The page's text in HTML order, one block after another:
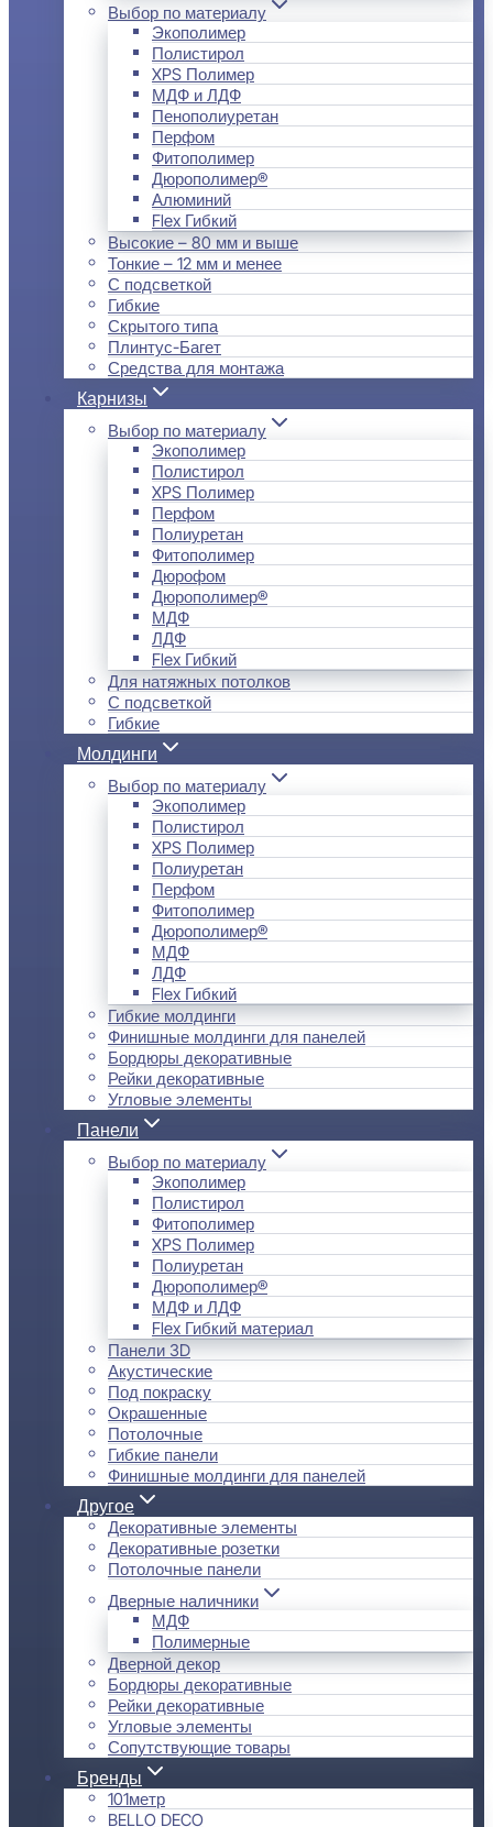
Выбор по материалу
Экополимер
Полистирол
XPS Полимер
МДФ и ЛДФ
Пенополиуретан
Перфом
Фитополимер
Дюрополимер®
Алюминий
Flex Гибкий
Высокие – 80 мм и выше
Тонкие – 12 мм и менее
С подсветкой
Гибкие
Скрытого типа
Плинтус-Багет
Средства для монтажа
Карнизы
Выбор по материалу
Экополимер
Полистирол
XPS Полимер
Перфом
Полиуретан
Фитополимер
Дюрофом
Дюрополимер®
МДФ
ЛДФ
Flex Гибкий
Для натяжных потолков
С подсветкой
Гибкие
Молдинги
Выбор по материалу
Экополимер
Полистирол
XPS Полимер
Полиуретан
Перфом
Фитополимер
Дюрополимер®
МДФ
ЛДФ
Flex Гибкий
Гибкие молдинги
Финишные молдинги для панелей
Бордюры декоративные
Рейки декоративные
Угловые элементы
Панели
Выбор по материалу
Экополимер
Полистирол
Фитополимер
XPS Полимер
Полиуретан
Дюрополимер®
МДФ и ЛДФ
Flex Гибкий материал
Панели 3D
Акустические
Под покраску
Окрашенные
Потолочные
Гибкие панели
Финишные молдинги для панелей
Другое
Декоративные элементы
Декоративные розетки
Потолочные панели
Дверные наличники
МДФ
Полимерные
Дверной декор
Бордюры декоративные
Рейки декоративные
Угловые элементы
Сопутствующие товары
Бренды
101метр
BELLO DECO